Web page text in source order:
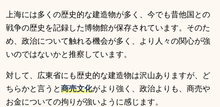
上海には多くの歴史的な建造物が多く、今でも昔他国との
戦争の歴史を記録した博物館が保存されています。そのた
め、政治について触れる機会が多く、より人々の関心が強
いのではないかと推察しています。
対して、広東省にも歴史的な建造物は沢山ありますが、ど
ちらかと言うと商売文化がより強く、政治よりも、商売や
お金についての拘りが強いように感じます。